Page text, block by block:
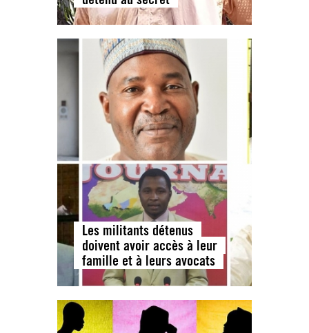
Les militants détenus
doivent avoir accès à leur
famille et à leurs avocats